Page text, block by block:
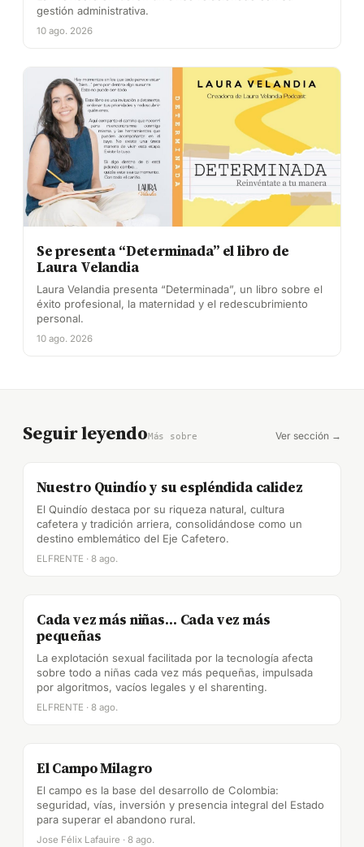
gestión administrativa.
10 ago. 2026
Se presenta “Determinada” el libro de
Laura Velandia
Laura Velandia presenta “Determinada”, un libro sobre el
éxito profesional, la maternidad y el redescubrimiento
personal.
10 ago. 2026
Seguir leyendoMás sobre Ver sección →
Nuestro Quindío y su espléndida calidez
El Quindío destaca por su riqueza natural, cultura
cafetera y tradición arriera, consolidándose como un
destino emblemático del Eje Cafetero.
ELFRENTE · 8 ago.
Cada vez más niñas… Cada vez más
pequeñas
La explotación sexual facilitada por la tecnología afecta
sobre todo a niñas cada vez más pequeñas, impulsada
por algoritmos, vacíos legales y el sharenting.
ELFRENTE · 8 ago.
El Campo Milagro
El campo es la base del desarrollo de Colombia:
seguridad, vías, inversión y presencia integral del Estado
para superar el abandono rural.
Jose Félix Lafauire · 8 ago.